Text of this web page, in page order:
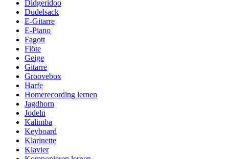
Didgeridoo
Dudelsack
E-Gitarre
E-Piano
Fagott
Flöte
Geige
Gitarre
Groovebox
Harfe
Homerecording lernen
Jagdhorn
Jodeln
Kalimba
Keyboard
Klarinette
Klavier